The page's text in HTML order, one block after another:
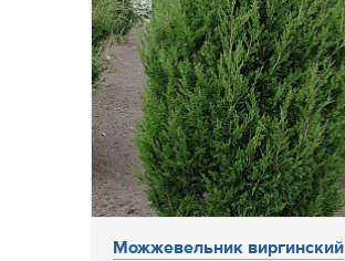
Можжевельник виргинский